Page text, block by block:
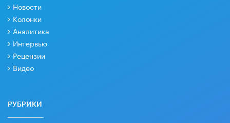
Новости
Колонки
Аналитика
Интервью
Рецензии
Видео
РУБРИКИ